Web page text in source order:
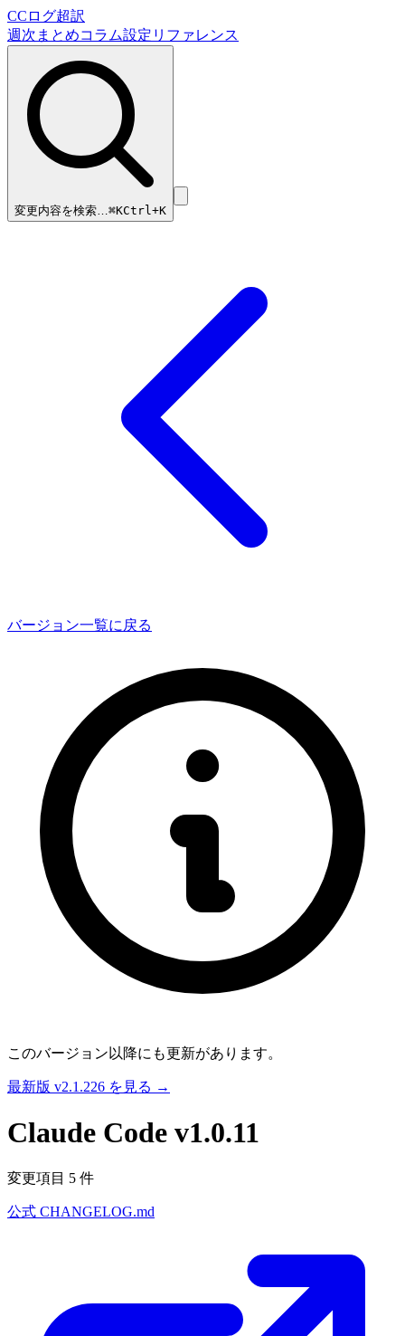
CCログ超訳
週次まとめコラム設定リファレンス
変更内容を検索…⌘KCtrl+K
バージョン一覧に戻る
このバージョン以降にも更新があります。
最新版 v2.1.226 を見る →
Claude Code v1.0.11
変更項目 5 件
公式 CHANGELOG.md